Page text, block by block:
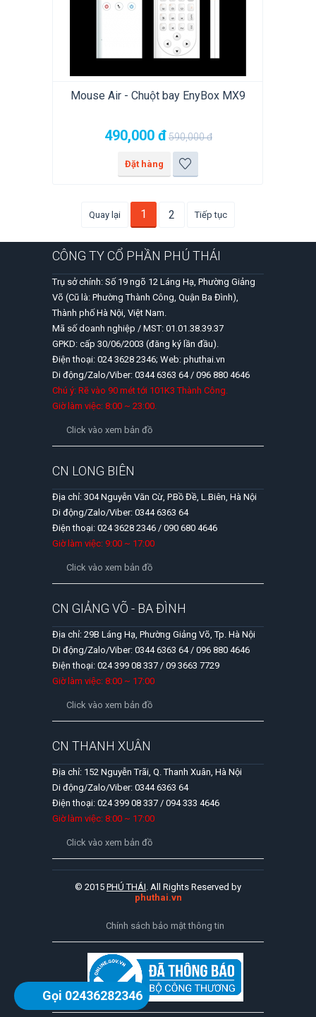
Mouse Air - Chuột bay EnyBox MX9
490,000 đ590,000đ
Đặt hàng
Quay lại 1 2 Tiếp tục
CÔNG TY CỔ PHẦN PHÚ THÁI
Trụ sở chính: Số 19 ngõ 12 Láng Hạ, Phường Giảng
Võ (Cũ là: Phường Thành Công, Quận Ba Đình),
Thành phố Hà Nội, Việt Nam.
Mã số doanh nghiệp / MST: 01.01.38.39.37
GPKD: cấp 30/06/2003 (đăng ký lần đầu).
Điện thoại: 024 3628 2346; Web: phuthai.vn
Di động/Zalo/Viber: 0344 6363 64 / 096 880 4646
Chú ý: Rẽ vào 90 mét tới 101K3 Thành Công.
Giờ làm việc: 8:00 ~ 23:00.
Click vào xem bản đồ
CN LONG BIÊN
Địa chỉ: 304 Nguyễn Văn Cừ, P.Bồ Đề, L.Biên, Hà Nội
Di động/Zalo/Viber: 0344 6363 64
Điện thoại: 024 3628 2346 / 090 680 4646
Giờ làm việc: 9:00 ~ 17:00
Click vào xem bản đồ
CN GIẢNG VÕ - BA ĐÌNH
Địa chỉ: 29B Láng Hạ, Phường Giảng Võ, Tp. Hà Nội
Di động/Zalo/Viber: 0344 6363 64 / 096 880 4646
Điện thoại: 024 399 08 337 / 09 3663 7729
Giờ làm việc: 8:00 ~ 17:00
Click vào xem bản đồ
CN THANH XUÂN
Địa chỉ: 152 Nguyễn Trãi, Q. Thanh Xuân, Hà Nội
Di động/Zalo/Viber: 0344 6363 64
Điện thoại: 024 399 08 337 / 094 333 4646
Giờ làm việc: 8:00 ~ 17:00
Click vào xem bản đồ
© 2015 PHÚ THÁI. All Rights Reserved by
phuthai.vn
Chính sách bảo mật thông tin
Gọi 02436282346